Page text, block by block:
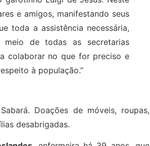
e amigos, manifestando seus
toda a assistência necessária,
de todas as secretarias
colaborar no que for preciso e
à população.”
Doações de móveis, roupas,
desabrigadas.